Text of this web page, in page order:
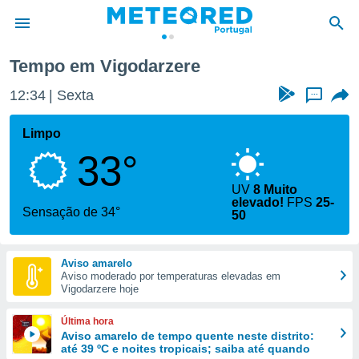
da
foi
fornecidas
a este
das
e
forma
digital
Tempo em Vigodarzere
12:34 Sexta ...
Limpo
33°
Sensação de 34°
UV8 Muito
elevado! FPS25-
50
Aviso amarelo
Aviso moderado por temperaturas elevadas em
Vigodarzere hoje
Última hora
Aviso amarelo de tempo quente neste distrito:
até 39 ºC e noites tropicais; saiba até quando